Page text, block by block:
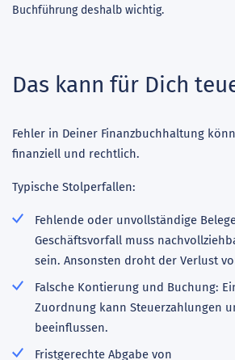
Buchführung deshalb wichtig.
Das kann für Dich
Fehler in Deiner Finanzbuchhaltung
finanziell und rechtlich.
Typische Stolperfallen:
Fehlende oder unvollständige
Geschäftsvorfall muss
sein. Ansonsten droht der Verlust
Falsche Kontierung und Buchung:
Zuordnung kann Steuerzahlungen
beeinflussen.
Fristgerechte Abgabe von